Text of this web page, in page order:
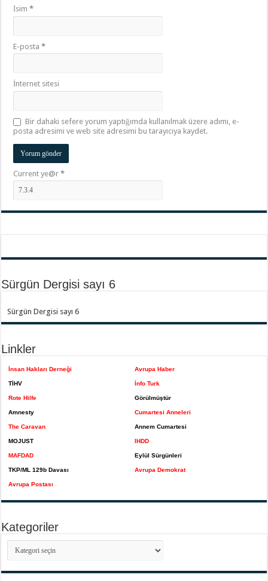
İsim*
E-posta*
İnternet sitesi
Bir dahaki sefere yorum yaptığımda kullanılmak üzere adımı, e-
posta adresimi ve web site adresimi bu tarayıcıya kaydet.
Current ye@r*
Sürgün Dergisi sayı 6
Sürgün Dergisi sayı 6
Linkler
İnsan Hakları Derneği
TİHV
Rote Hilfe
Amnesty
The Caravan
MOJUST
MAFDAD
TKP/ML 129b Davası
Avrupa Postası
Avrupa Haber
İnfo Turk
Görülmüştür
Cumartesi Anneleri
Annem Cumartesi
IHDD
Eylül Sürgünleri
Avrupa Demokrat
Kategoriler
Kategoriler